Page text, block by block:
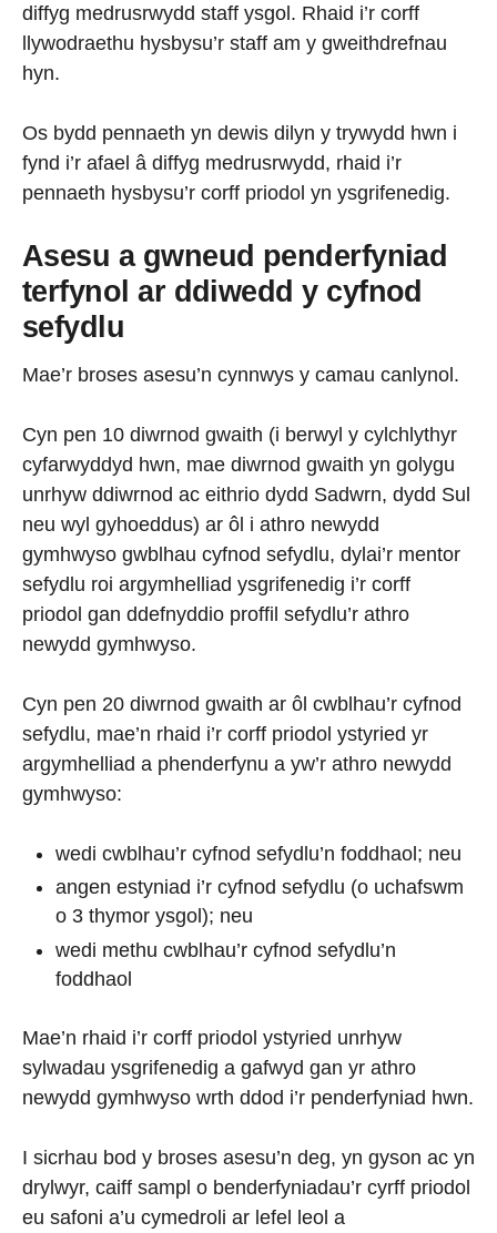
diffyg medrusrwydd staff ysgol. Rhaid i’r corff
llywodraethu hysbysu’r staff am y gweithdrefnau
hyn.
Os bydd pennaeth yn dewis dilyn y trywydd hwn i
fynd i’r afael â diffyg medrusrwydd, rhaid i’r
pennaeth hysbysu’r corff priodol yn ysgrifenedig.
Asesu a gwneud penderfyniad
terfynol ar ddiwedd y cyfnod
sefydlu
Mae’r broses asesu’n cynnwys y camau canlynol.
Cyn pen 10 diwrnod gwaith (i berwyl y cylchlythyr
cyfarwyddyd hwn, mae diwrnod gwaith yn golygu
unrhyw ddiwrnod ac eithrio dydd Sadwrn, dydd Sul
neu wyl gyhoeddus) ar ôl i athro newydd
gymhwyso gwblhau cyfnod sefydlu, dylai’r mentor
sefydlu roi argymhelliad ysgrifenedig i’r corff
priodol gan ddefnyddio proffil sefydlu’r athro
newydd gymhwyso.
Cyn pen 20 diwrnod gwaith ar ôl cwblhau’r cyfnod
sefydlu, mae’n rhaid i’r corff priodol ystyried yr
argymhelliad a phenderfynu a yw’r athro newydd
gymhwyso:
wedi cwblhau’r cyfnod sefydlu’n foddhaol; neu
angen estyniad i’r cyfnod sefydlu (o uchafswm
o 3 thymor ysgol); neu
wedi methu cwblhau’r cyfnod sefydlu’n
foddhaol
Mae’n rhaid i’r corff priodol ystyried unrhyw
sylwadau ysgrifenedig a gafwyd gan yr athro
newydd gymhwyso wrth ddod i’r penderfyniad hwn.
I sicrhau bod y broses asesu’n deg, yn gyson ac yn
drylwyr, caiff sampl o benderfyniadau’r cyrff priodol
eu safoni a’u cymedroli ar lefel leol a